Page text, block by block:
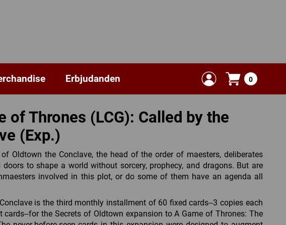
Erbjudanden 0
of Thrones (LCG): Called by the
(Exp.)
Oldtown the Conclave, the head of the order of maesters, deliberates
doors to shape a world without sorcery, prophecy, and dragons. But are
involved in this plot, or do some of them have an agenda all
is the third monthly installment of 60 fixed cards–3 copies each
cards–for the Secrets of Oldtown expansion to A Game of Thrones: The